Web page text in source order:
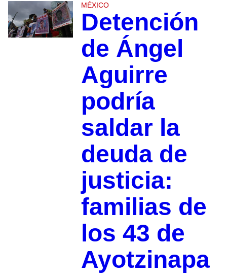
MÉXICO
Detención
de Ángel
Aguirre
podría
saldar la
deuda de
justicia:
familias de
los 43 de
Ayotzinapa